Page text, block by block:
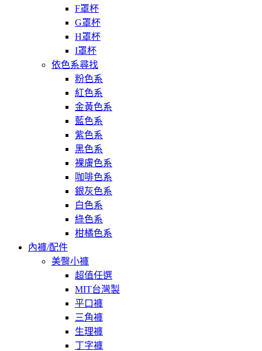
F罩杯
G罩杯
H罩杯
I罩杯
依色系尋找
粉色系
紅色系
金黃色系
藍色系
紫色系
黑色系
裸膚色系
咖啡色系
銀灰色系
白色系
綠色系
柑橘色系
內褲/配件
美臀小褲
超值任選
MIT台灣製
平口褲
三角褲
生理褲
丁字褲